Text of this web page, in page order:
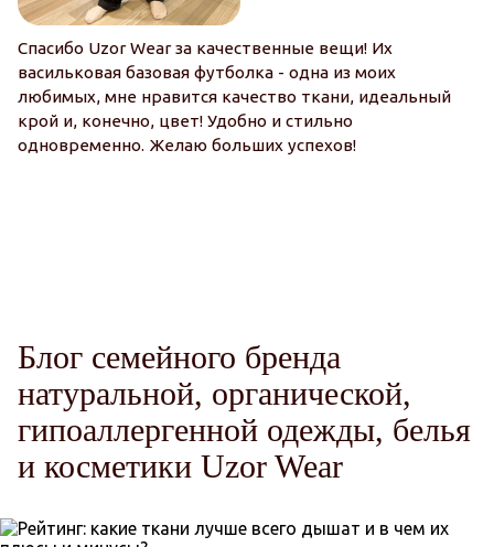
Спасибо Uzor Wear за качественные вещи! Их
васильковая базовая футболка - одна из моих
любимых, мне нравится качество ткани, идеальный
крой и, конечно, цвет! Удобно и стильно
одновременно. Желаю больших успехов!
Блог семейного бренда
натуральной, органической,
гипоаллергенной одежды, белья
и косметики Uzor Wear